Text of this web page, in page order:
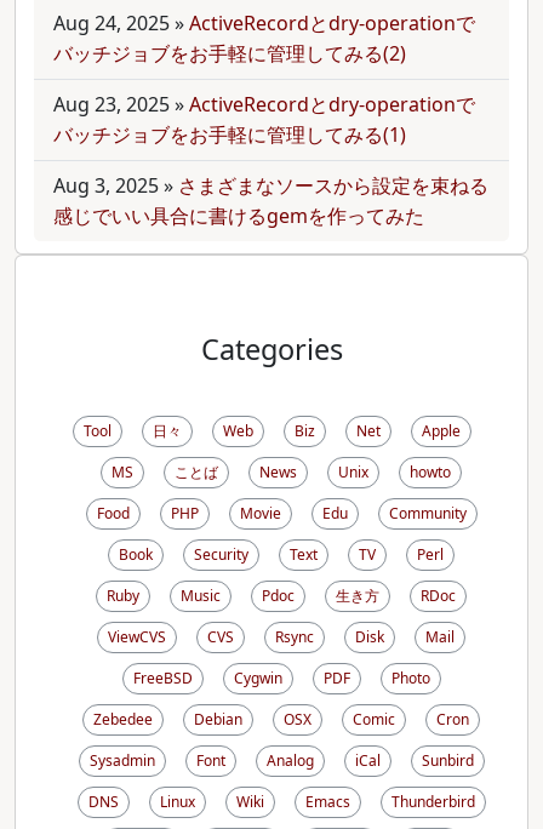
Aug 24, 2025»ActiveRecordとdry-operationで
バッチジョブをお手軽に管理してみる(2)
Aug 23, 2025»ActiveRecordとdry-operationで
バッチジョブをお手軽に管理してみる(1)
Aug 3, 2025» さまざまなソースから設定を束ねる
感じでいい具合に書けるgemを作ってみた
Categories
Tool 日々 Web Biz Net
Apple
MS
ことば News Unix
howto
Food
PHP Movie Edu
Community
Book
Security Text TV
Perl
Ruby
Music Pdoc 生き方
RDoc
ViewCVS
CVS Rsync Disk
Mail
FreeBSD
Cygwin PDF
Photo
Zebedee
Debian OSX Comic
Cron
Sysadmin
Font Analog iCal
Sunbird
DNS
Linux Wiki Emacs
Thunderbird